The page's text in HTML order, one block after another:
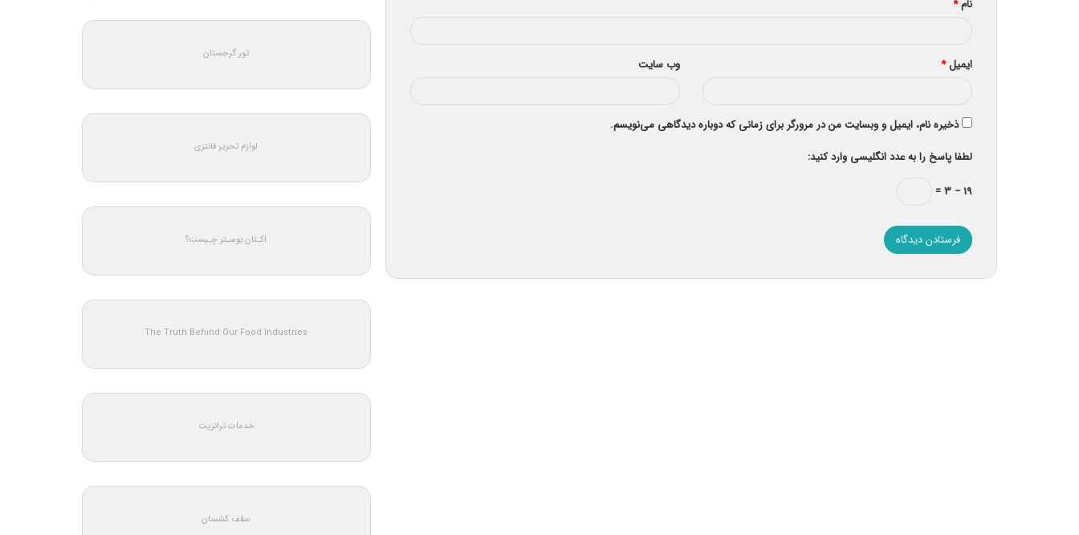
نام*
ایمیل* وب‌ سایت
ذخیره نام، ایمیل و وبسایت من در مرورگر برای زمانی که دوباره دیدگاهی می‌نویسم.
لطفا پاسخ را به عدد انگلیسی وارد کنید:
۱۹ − ۳ =
تور گرجستان
لوازم تحریر فانتزی
اکـتان بوسـتر چـیست؟
The Truth Behind Our Food Industries
خدمات ترانزیت
سقف کشسان